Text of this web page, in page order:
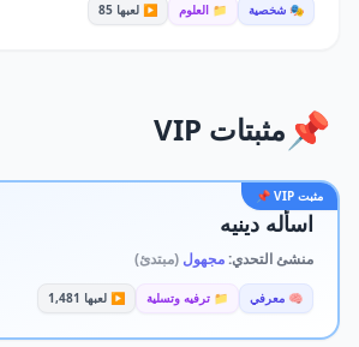
🎭 شخصية 📁 العلوم ▶️ لعبها 85
📌 مثبتات VIP
مثبت VIP 📌
اسأله دينيه
منشئ التحدي:مجهول (مبتدئ)
🧠 معرفي 📁 ترفيه وتسلية ▶️ لعبها 1,481